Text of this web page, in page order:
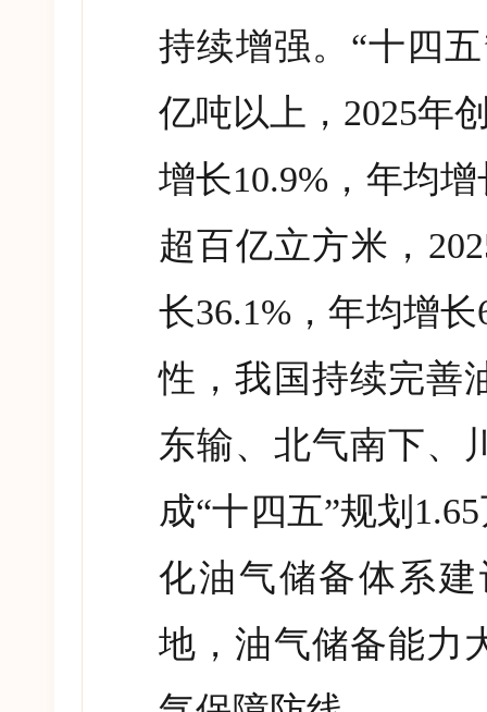
持续增强。 “十四五
亿吨以上， 2025年
增长10.9% ，年均
超百亿立方米，
长36.1% ，年均增长
性，我国持续完善
东输、北气南下、
成“十四五”规划 1.65
化油气储备体系
地，油气储备能力